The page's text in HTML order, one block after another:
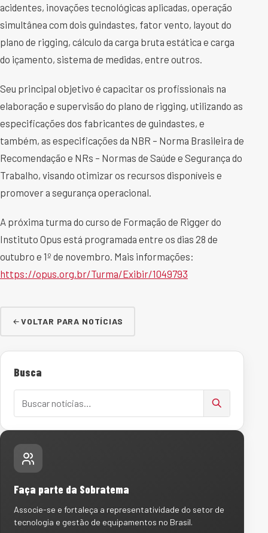
acidentes, inovações tecnológicas aplicadas, operação
simultânea com dois guindastes, fator vento, layout do
plano de rigging, cálculo da carga bruta estática e carga
do içamento, sistema de medidas, entre outros.
Seu principal objetivo é capacitar os profissionais na
elaboração e supervisão do plano de rigging, utilizando as
especificações dos fabricantes de guindastes, e
também, as especificações da NBR – Norma Brasileira de
Recomendação e NRs – Normas de Saúde e Segurança do
Trabalho, visando otimizar os recursos disponíveis e
promover a segurança operacional.
A próxima turma do curso de Formação de Rigger do
Instituto Opus está programada entre os dias 28 de
outubro e 1º de novembro. Mais informações:
https://opus.org.br/Turma/Exibir/1049793
VOLTAR PARA NOTÍCIAS
Busca
Faça parte da Sobratema
Associe-se e fortaleça a representatividade do setor de
tecnologia e gestão de equipamentos no Brasil.